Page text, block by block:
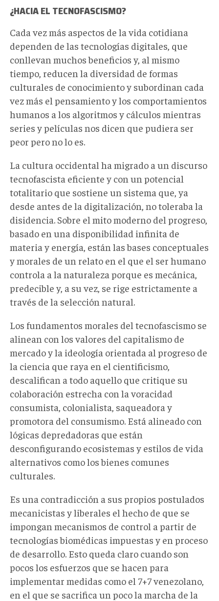
¿HACIA EL TECNOFASCISMO?
Cada vez más aspectos de la vida cotidiana
dependen de las tecnologías digitales, que
conllevan muchos beneficios y, al mismo
tiempo, reducen la diversidad de formas
culturales de conocimiento y subordinan cada
vez más el pensamiento y los comportamientos
humanos a los algoritmos y cálculos mientras
series y películas nos dicen que pudiera ser
peor pero no lo es.
La cultura occidental ha migrado a un discurso
tecnofascista eficiente y con un potencial
totalitario que sostiene un sistema que, ya
desde antes de la digitalización, no toleraba la
disidencia. Sobre el mito moderno del progreso,
basado en una disponibilidad infinita de
materia y energía, están las bases conceptuales
y morales de un relato en el que el ser humano
controla a la naturaleza porque es mecánica,
predecible y, a su vez, se rige estrictamente a
través de la selección natural.
Los fundamentos morales del tecnofascismo se
alinean con los valores del capitalismo de
mercado y la ideología orientada al progreso de
la ciencia que raya en el cientificismo,
descalifican a todo aquello que critique su
colaboración estrecha con la voracidad
consumista, colonialista, saqueadora y
promotora del consumismo. Está alineado con
lógicas depredadoras que están
desconfigurando ecosistemas y estilos de vida
alternativos como los bienes comunes
culturales.
Es una contradicción a sus propios postulados
mecanicistas y liberales el hecho de que se
impongan mecanismos de control a partir de
tecnologías biomédicas impuestas y en proceso
de desarrollo. Esto queda claro cuando son
pocos los esfuerzos que se hacen para
implementar medidas como el 7+7 venezolano,
en el que se sacrifica un poco la marcha de la